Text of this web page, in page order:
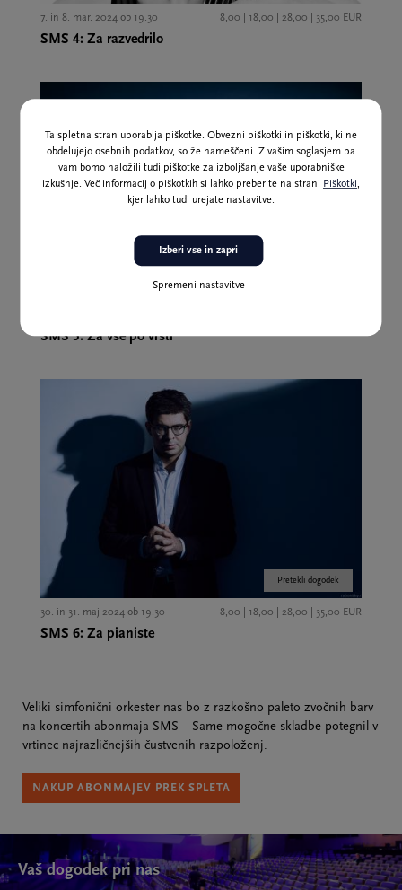
7. in 8. mar. 2024 ob 19.30 8,00 | 18,00 | 28,00 | 35,00 EUR
SMS 4: Za razvedrilo
SMS 5: Za vse po vrsti
Pretekli dogodek
30. in 31. maj 2024 ob 19.30 8,00 | 18,00 | 28,00 | 35,00 EUR
SMS 6: Za pianiste
Veliki simfonični orkester nas bo z razkošno paleto zvočnih barv
na koncertih abonmaja SMS – Same mogočne skladbe potegnil v
vrtinec najrazličnejših čustvenih razpoloženj.
NAKUP ABONMAJEV PREK SPLETA
Vaš dogodek pri nas
Ta spletna stran uporablja piškotke. Obvezni piškotki in piškotki, ki ne
obdelujejo osebnih podatkov, so že nameščeni. Z vašim soglasjem pa
vam bomo naložili tudi piškotke za izboljšanje vaše uporabniške
izkušnje. Več informacij o piškotkih si lahko preberite na strani Piškotki,
kjer lahko tudi urejate nastavitve.
Spremeni nastavitve
Izberi vse in zapri